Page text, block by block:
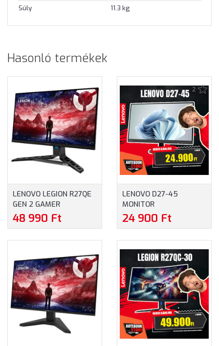
Súly
11.3 kg
Hasonló termékek
LENOVO LEGION R27QE
GEN 2 GAMER
FREESYNC MONITOR
(68C7GAC3EU) - 27.0"
VESA, 2XHDMI,
DISPLAYPORT, AMD
FREESYNC PREMIUM, 3
ÉV GARANCIA, FEKETE
SZÍNBEN
48 990 Ft
2
LENOVO D27-45
MONITOR
(67A5KAC6EU) - 27.0"
FULLHD (1920X1080),
VGA, 3 ÉV GARANCIA,
FEKETE SZÍNBEN
24 900 Ft